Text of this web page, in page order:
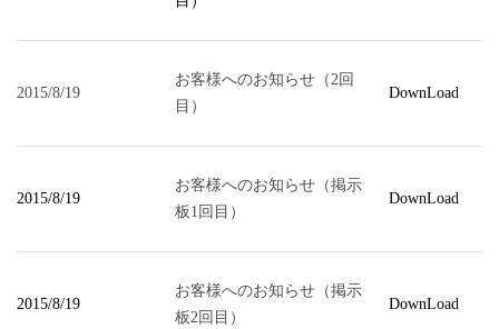
2015/8/19
お客様へのお知らせ（2回
目）
DownLoad
2015/8/19
お客様へのお知らせ（掲示
板1回目）
DownLoad
2015/8/19
お客様へのお知らせ（掲示
板2回目）
DownLoad